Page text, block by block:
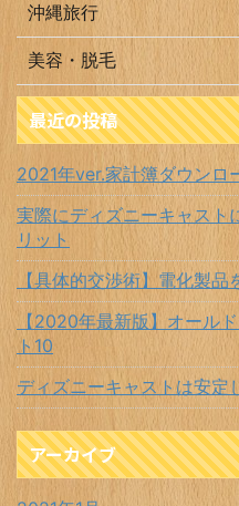
沖縄旅行
美容・脱毛
最近の投稿
2021年ver.家計簿ダウンロ
実際にディズニーキャスト
リット
【具体的交渉術】電化製
【2020年最新版】オール
ト10
ディズニーキャストは安定
アーカイブ